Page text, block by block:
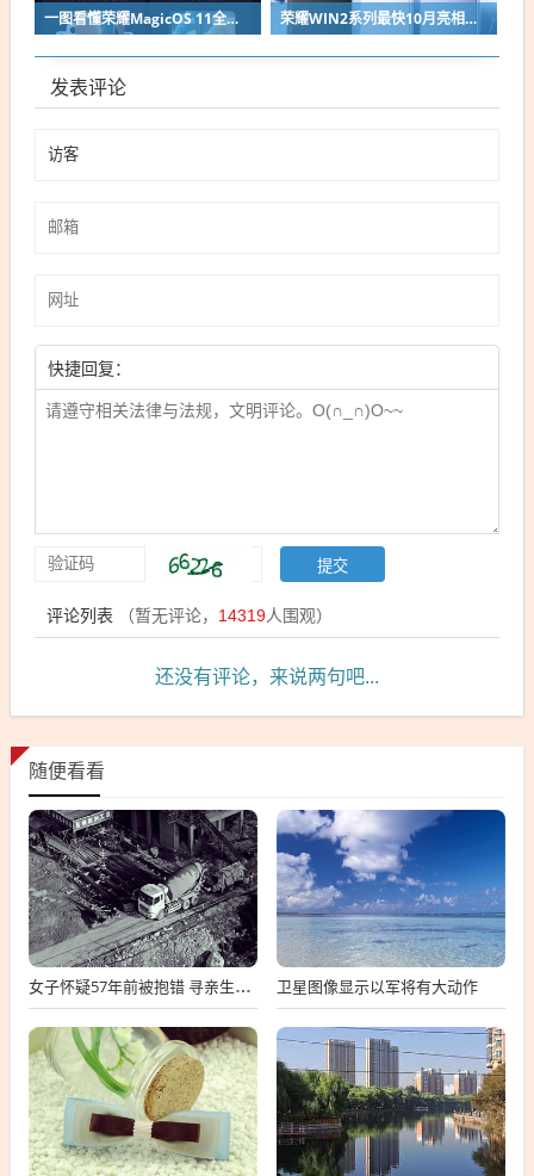
一图看懂荣耀MagicOS 11全新双架构：安卓底层重构 液态玻璃效果拉满 荣耀WIN2系列最快10月亮相：2nm芯片+万级电池组合同档唯一
发表评论
快捷回复：
评论列表 （暂无评论， 14319人围观）
还没有评论，来说两句吧...
随便看看
女子怀疑57年前被抱错 寻亲生父母 卫星图像显示以军将有大动作